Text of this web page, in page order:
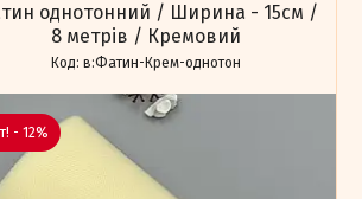
однотонний / Ширина - 15см /
8 метрів / Кремовий
в:Фатин-Крем-однотон
- 12%